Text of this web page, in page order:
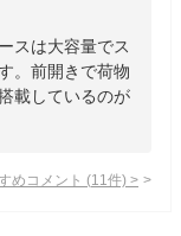
スは大容量でス
。前開きで荷物
載しているのが
めコメント (11 件) >